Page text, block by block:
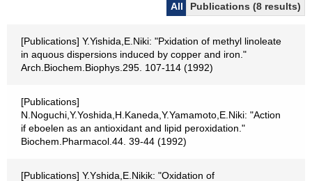
All
Publications (8 results)
[Publications] Y.Yishida,E.Niki: "Pxidation of methyl linoleate
in aquous dispersions induced by copper and iron."
Arch.Biochem.Biophys.295. 107-114 (1992)
[Publications]
N.Noguchi,Y.Yoshida,H.Kaneda,Y.Yamamoto,E.Niki: "Action
if eboelen as an antioxidant and lipid peroxidation."
Biochem.Pharmacol.44. 39-44 (1992)
[Publications] Y.Yshida,E.Nikik: "Oxidation of